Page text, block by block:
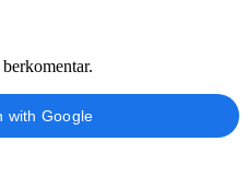
with Google